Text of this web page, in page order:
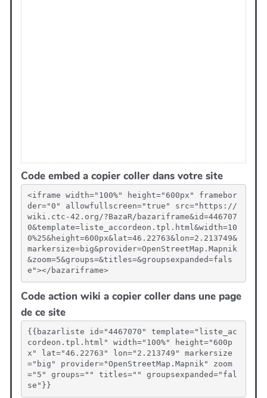
Code embed a copier coller dans votre site
<iframe width="100%" height="600px" framebor
der="0" allowfullscreen="true" src="https://
wiki.ctc-42.org/?BazaR/bazariframe&id=446707
0&template=liste_accordeon.tpl.html&width=10
0%25&height=600px&lat=46.22763&lon=2.213749&
markersize=big&provider=OpenStreetMap.Mapnik
&zoom=5&groups=&titles=&groupsexpanded=fals
e"></bazariframe>
Code action wiki a copier coller dans une page
de ce site
{{bazarliste id="4467070" template="liste_ac
cordeon.tpl.html" width="100%" height="600p
x" lat="46.22763" lon="2.213749" markersize
="big" provider="OpenStreetMap.Mapnik" zoom
="5" groups="" titles="" groupsexpanded="fal
se"}}